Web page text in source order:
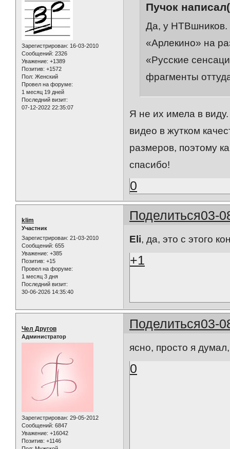
Зарегистрирован: 16-03-2010
Сообщений: 2326
Уважение: +1389
Позитив: +1572
Пол: Женский
Провел на форуме:
1 месяц 19 дней
Последний визит:
07-12-2022 22:35:07
Пучок
Да, у НТВшников.
«Арлекино» на
«Русские
фрагменты
Я не их имела в
видео в жутком
размеров, поэтому
спасибо!
0
Поделиться03-
klim
Участник
Зарегистрирован: 21-03-2010
Сообщений: 655
Уважение: +385
Позитив: +15
Провел на форуме:
1 месяц 3 дня
Последний визит:
30-06-2026 14:35:40
Eli, да, это с этого
+1
Поделиться03-
Чел Другов
Администратор
Зарегистрирован: 29-05-2012
Сообщений: 6847
Уважение: +16042
Позитив: +1146
ясно, просто я
0